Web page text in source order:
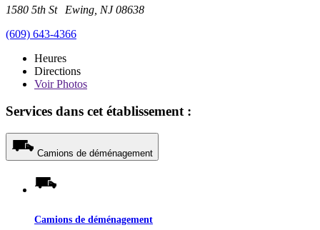
1580 5th St Ewing, NJ 08638
(609) 643-4366
Heures
Directions
VoirPhotos
Services dans cet établissement :
Camions de déménagement
Camions de déménagement